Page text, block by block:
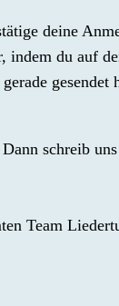
deine
indem du auf
gesendet
Dann schreib
Team